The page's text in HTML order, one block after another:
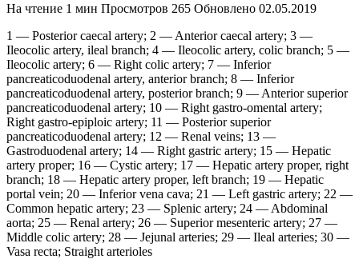
На чтение 1 мин Просмотров 265 Обновлено 02.05.2019
1 — Posterior caecal artery; 2 — Anterior caecal artery; 3 —
Ileocolic artery, ileal branch; 4 — Ileocolic artery, colic branch; 5 —
Ileocolic artery; 6 — Right colic artery; 7 — Inferior
pancreaticoduodenal artery, anterior branch; 8 — Inferior
pancreaticoduodenal artery, posterior branch; 9 — Anterior superior
pancreaticoduodenal artery; 10 — Right gastro-omental artery;
Right gastro-epiploic artery; 11 — Posterior superior
pancreaticoduodenal artery; 12 — Renal veins; 13 —
Gastroduodenal artery; 14 — Right gastric artery; 15 — Hepatic
artery proper; 16 — Cystic artery; 17 — Hepatic artery proper, right
branch; 18 — Hepatic artery proper, left branch; 19 — Hepatic
portal vein; 20 — Inferior vena cava; 21 — Left gastric artery; 22 —
Common hepatic artery; 23 — Splenic artery; 24 — Abdominal
aorta; 25 — Renal artery; 26 — Superior mesenteric artery; 27 —
Middle colic artery; 28 — Jejunal arteries; 29 — Ileal arteries; 30 —
Vasa recta; Straight arterioles